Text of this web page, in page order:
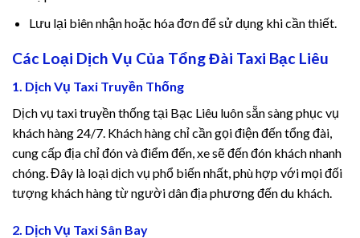
Giriş
นไลน์
giriş
Lưu lại biên nhận hoặc hóa đơn để sử dụng khi cần thiết.
Các Loại Dịch Vụ Của Tổng Đài Taxi Bạc Liêu
1. Dịch Vụ Taxi Truyền Thống
Dịch vụ taxi truyền thống tại Bạc Liêu luôn sẵn sàng phục vụ
khách hàng 24/7. Khách hàng chỉ cần gọi điện đến tổng đài,
cung cấp địa chỉ đón và điểm đến, xe sẽ đến đón khách nhanh
chóng. Đây là loại dịch vụ phổ biến nhất, phù hợp với mọi đối
tượng khách hàng từ người dân địa phương đến du khách.
2. Dịch Vụ Taxi Sân Bay